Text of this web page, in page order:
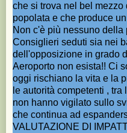
che si trova nel bel
popolata e che produce
Non c'è più nessuno
Consiglieri seduti sia nei
dell'opposizione in grado
Aeroporto non esista!! Ci
oggi rischiano la vita e la
le autorità competenti ,
non hanno vigilato sullo
che continua ad
VALUTAZIONE DI